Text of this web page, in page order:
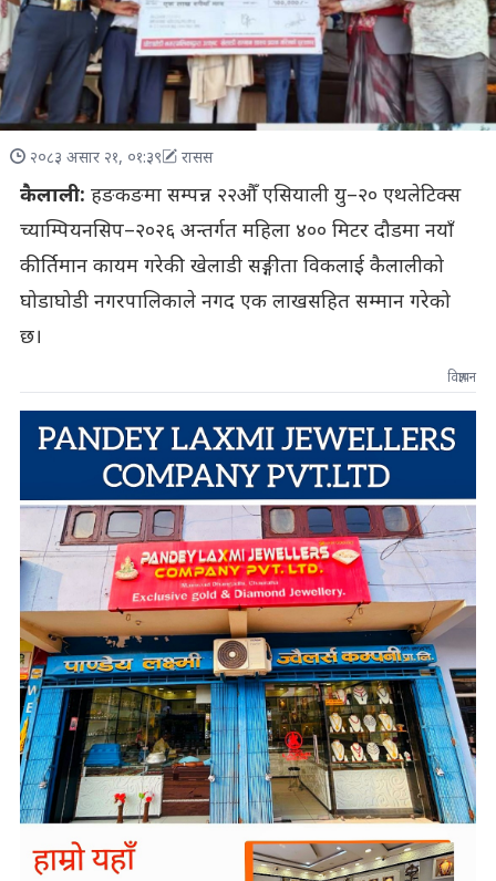
२०८३ असार २१, ०१:३९ रासस
कैलाली: हङकङमा सम्पन्न २२औँ एसियाली यु–२० एथलेटिक्स
च्याम्पियनसिप–२०२६ अन्तर्गत महिला ४०० मिटर दौडमा नयाँ
कीर्तिमान कायम गरेकी खेलाडी सङ्गीता विकलाई कैलालीको
घोडाघोडी नगरपालिकाले नगद एक लाखसहित सम्मान गरेको
छ।
विज्ञापन